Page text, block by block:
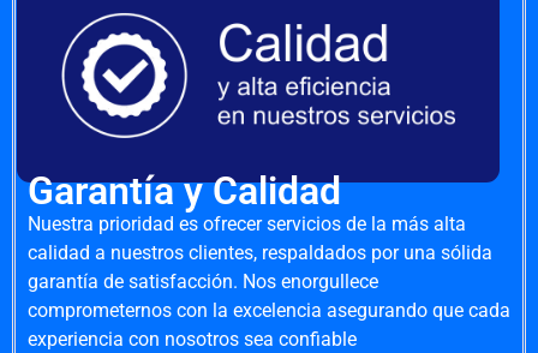
Garantía y Calidad
Nuestra prioridad es ofrecer servicios de la más alta
calidad a nuestros clientes, respaldados por una sólida
garantía de satisfacción. Nos enorgullece
comprometernos con la excelencia asegurando que cada
experiencia con nosotros sea confiable